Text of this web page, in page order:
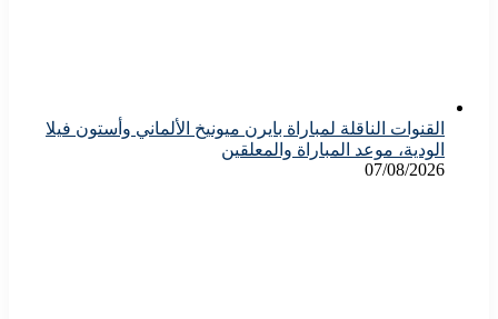
القنوات الناقلة لمباراة بايرن ميونيخ الألماني وأستون فيلا
الودية، موعد المباراة والمعلقين
07/08/2026